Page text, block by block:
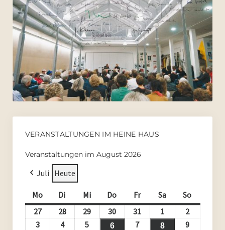
VERANSTALTUNGEN IM HEINE HAUS
Veranstaltungen im August 2026
Juli Heute
MoMontag
Di Dienstag
MiMittwoch
Do Donnerstag
FrFreitag
SaSamstag
So
2727.
2828.
29 30 31 1
August
22.
33.
44.
5 66.
77.
88.
9